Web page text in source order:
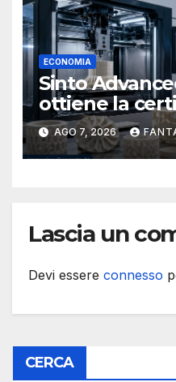
ECONOMIA
Sinto
ottiene la
9001 per la
ceramiche
AGO 7, 2026
Lascia un
Devi essere connesso
CERCA